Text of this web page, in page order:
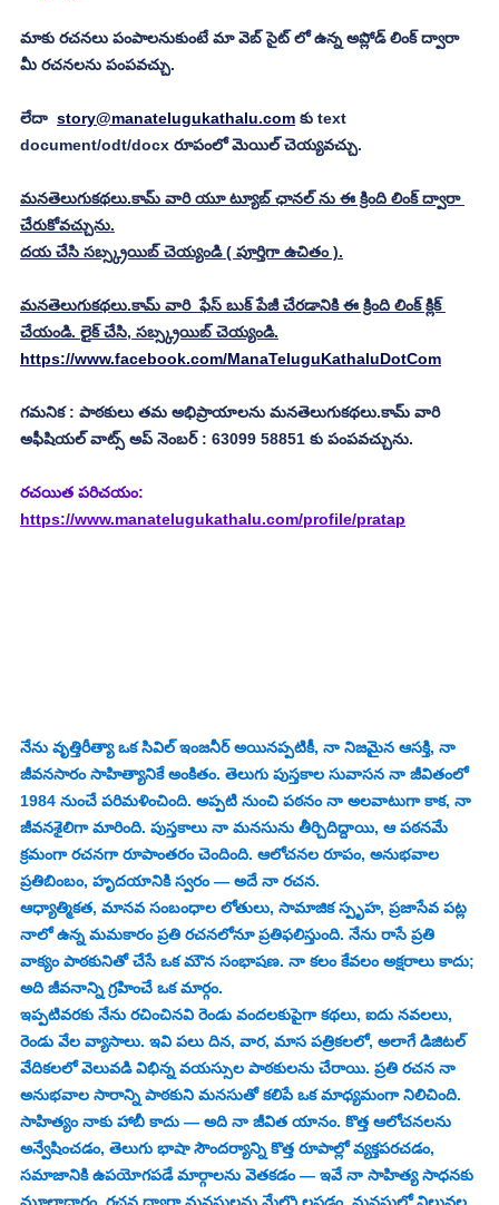
మాకు రచనలు పంపాలనుకుంటే మా వెబ్ సైట్ లో ఉన్న అప్లోడ్ లింక్ ద్వారా
మీ రచనలను పంపవచ్చు.
లేదా story@manatelugukathalu.com కు text
document/odt/docx రూపంలో మెయిల్ చెయ్యవచ్చు.
మనతెలుగుకథలు.కామ్ వారి యూ ట్యూబ్ ఛానల్ ను ఈ క్రింది లింక్ ద్వారా
చేరుకోవచ్చును.
దయ చేసి సబ్స్క్రయిబ్ చెయ్యండి ( పూర్తిగా ఉచితం ).
మనతెలుగుకథలు.కామ్ వారి  ఫేస్ బుక్ పేజీ చేరడానికి ఈ క్రింది లింక్ క్లిక్
చేయండి. లైక్ చేసి, సబ్స్క్రయిబ్ చెయ్యండి.
https://www.facebook.com/ManaTeluguKathaluDotCom
గమనిక : పాఠకులు తమ అభిప్రాయాలను మనతెలుగుకథలు.కామ్ వారి
అఫీషియల్ వాట్స్ అప్ నెంబర్ : 63099 58851 కు పంపవచ్చును.
రచయిత పరిచయం:
https://www.manatelugukathalu.com/profile/pratap
నేను వృత్తిరీత్యా ఒక సివిల్ ఇంజనీర్‌ అయినప్పటికీ, నా నిజమైన ఆసక్తి, నా
జీవనసారం సాహిత్యానికే అంకితం. తెలుగు పుస్తకాల సువాసన నా జీవితంలో
1984 నుంచే పరిమళించింది. అప్పటి నుంచి పఠనం నా అలవాటుగా కాక, నా
జీవనశైలిగా మారింది. పుస్తకాలు నా మనసును తీర్చిదిద్దాయి, ఆ పఠనమే
క్రమంగా రచనగా రూపాంతరం చెందింది. ఆలోచనల రూపం, అనుభవాల
ప్రతిబింబం, హృదయానికి స్వరం — అదే నా రచన.
ఆధ్యాత్మికత, మానవ సంబంధాల లోతులు, సామాజిక స్పృహ, ప్రజాసేవ పట్ల
నాలో ఉన్న మమకారం ప్రతి రచనలోనూ ప్రతిఫలిస్తుంది. నేను రాసే ప్రతి
వాక్యం పాఠకునితో చేసే ఒక మౌన సంభాషణ. నా కలం కేవలం అక్షరాలు కాదు;
అది జీవనాన్ని గ్రహించే ఒక మార్గం.
ఇప్పటివరకు నేను రచించినవి రెండు వందలకుపైగా కథలు, ఐదు నవలలు,
రెండు వేల వ్యాసాలు. ఇవి పలు దిన, వార, మాస పత్రికలలో, అలాగే డిజిటల్
వేదికలలో వెలువడి విభిన్న వయస్సుల పాఠకులను చేరాయి. ప్రతి రచన నా
అనుభవాల సారాన్ని పాఠకుని మనసుతో కలిపే ఒక మాధ్యమంగా నిలిచింది.
సాహిత్యం నాకు హాబీ కాదు — అది నా జీవిత యానం. కొత్త ఆలోచనలను
అన్వేషించడం, తెలుగు భాషా సౌందర్యాన్ని కొత్త రూపాల్లో వ్యక్తపరచడం,
సమాజానికి ఉపయోగపడే మార్గాలను వెతకడం — ఇవే నా సాహిత్య సాధనకు